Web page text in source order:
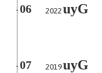
-06 2022uyG
-07 2019uyG